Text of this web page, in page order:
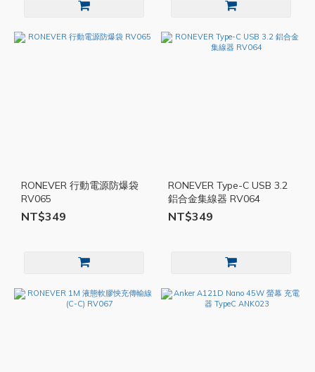
RONEVER 行動電源防爆袋
RV065
NT$349
RONEVER Type-C USB 3.2
鋁合金集線器 RV064
NT$349